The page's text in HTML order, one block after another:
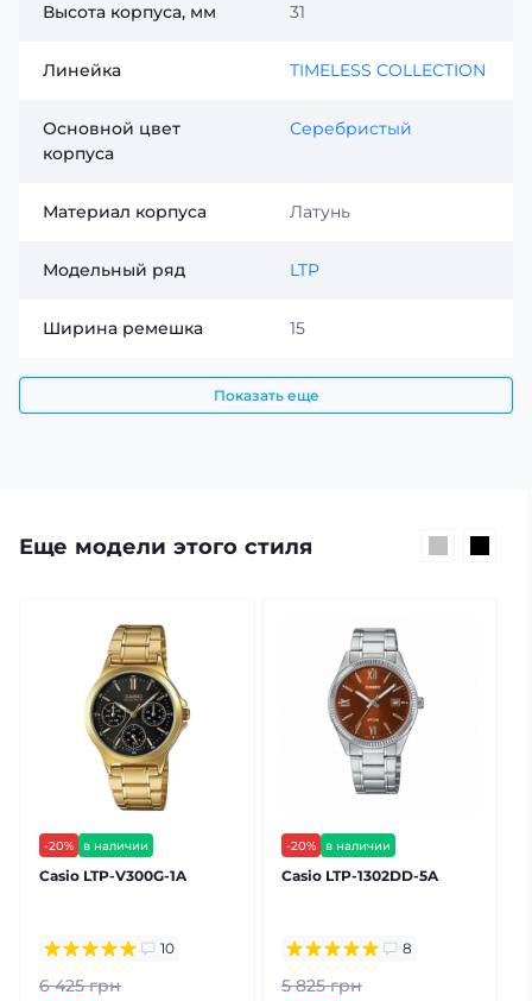
Высота корпуса, мм 31
Линейка TIMELESS COLLECTION
Основной цвет
корпуса
Серебристый
Материал корпуса Латунь
Модельный ряд LTP
Ширина ремешка 15
Показать еще
Еще модели этого стиля
-20%
в наличии
бесплатная доставка
Casio LTP-V300G-1A
10
6 425 грн
-20%
в наличии
бесплатная доставка
Casio LTP-1302DD-5A
8
5 825 грн